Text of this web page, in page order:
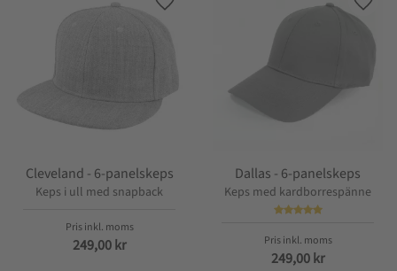
Cleveland - 6-panelskeps
Keps i ull med snapback
249,00kr
Lägg till i favoriter
Dallas - 6-panelskeps
Keps med kardborrespänne
249,00kr
Lägg